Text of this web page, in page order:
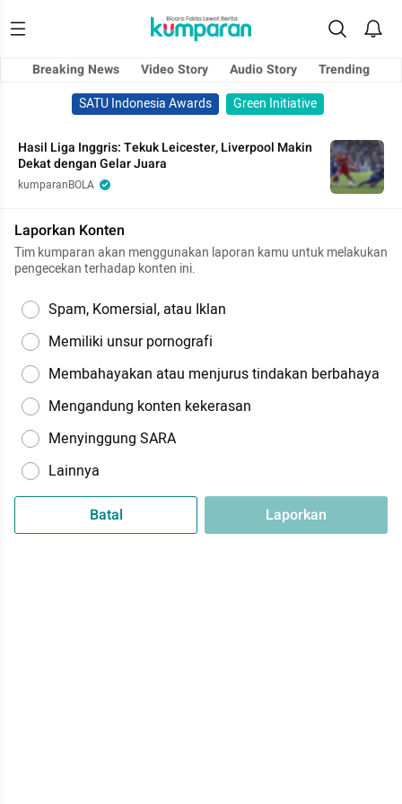
Breaking News Video Story Audio Story
Trending
SATU Indonesia Awards
Green Initiative
Hasil Liga Inggris: Tekuk Leicester, Liverpool Makin
Dekat dengan Gelar Juara
kumparanBOLA
Laporkan Konten
Tim kumparan akan menggunakan laporan kamu untuk melakukan
pengecekan terhadap konten ini.
Spam, Komersial, atau Iklan
Memiliki unsur pornografi
Membahayakan atau menjurus tindakan berbahaya
Mengandung konten kekerasan
Menyinggung SARA
Lainnya
Batal Laporkan